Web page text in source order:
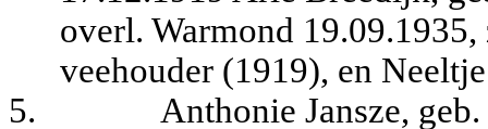
overl. Warmond
veehouder (1919), en
5.
Anthonie Jansze,